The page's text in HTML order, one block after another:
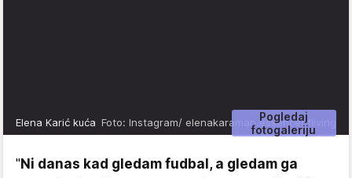
Pogledaj
fotogaleriju
Elena Karić kuća Foto: Instagram/ elenakaraman.essenceofliving
"Ni danas kad gledam fudbal, a gledam ga